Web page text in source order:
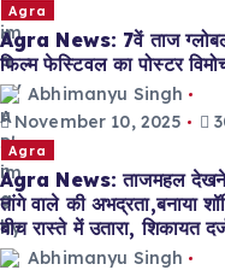
Agra
Agra News: 7वें ताज
फिल्म फेस्टिवल का पोस्टर
Abhimanyu Singh
November 10, 2025
Agra
Agra News: ताजमहल
तांगे वाले की अभद्रता,बनाया
बीच रास्ते में उतारा, शिकायत
Abhimanyu Singh